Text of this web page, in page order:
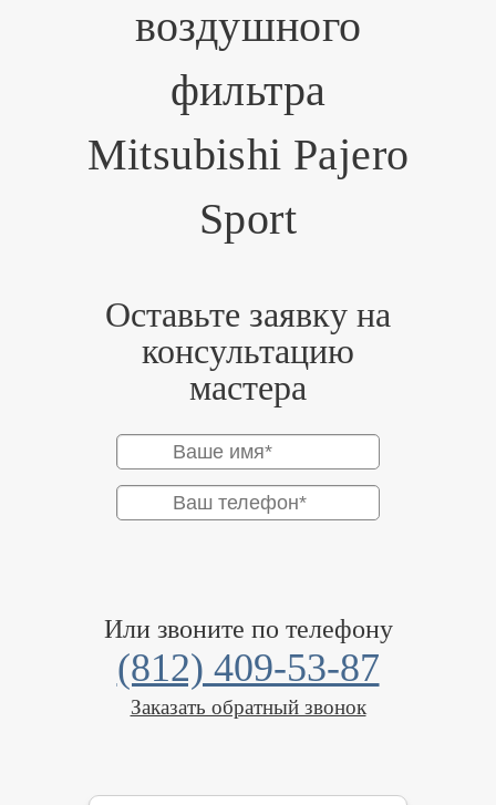
воздушного
фильтра
Mitsubishi Pajero
Sport
Оставьте заявку на
консультацию
мастера
Или звоните по телефону
(812) 409-53-87
Заказать обратный звонок